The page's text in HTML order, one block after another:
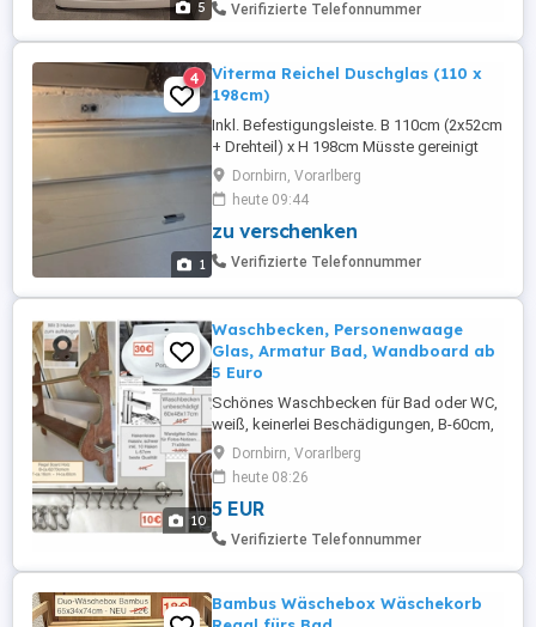
5 Verifizierte Telefonnummer
1
4
Viterma Reichel Duschglas (110 x
198cm)
Inkl. Befestigungsleiste. B 110cm (2x52cm
+ Drehteil) x H 198cm Müsste gereinigt
werden, da sie bei uns auf der Baustelle
einiges an Staub abbekommen hat, aber
ansonsten ist die Duschwand in gutem
Zustand - keine Kratzer oder Macken.
Selbstabholung in Dornbirn.
Dornbirn, Vorarlberg
heute 09:44
zu verschenken
Verifizierte Telefonnummer
10
Waschbecken, Personenwaage
Glas, Armatur Bad, Wandboard ab
5 Euro
Schönes Waschbecken für Bad oder WC,
weiß, keinerlei Beschädigungen, B-60cm,
T-48cm, H-ca.17cm. Wasserhahn -
Armatur fürs Bad, Hochdruckarmatur,
Fehlkauf, Verwendung: ohne
Untertischboiler, Kaufpreis 64Euro, toller
Hahn - man sieht das Wasser im Hahn wie
Waschbecken ...
Dornbirn, Vorarlberg
heute 08:26
5 EUR
Verifizierte Telefonnummer
Bambus Wäschebox Wäschekorb